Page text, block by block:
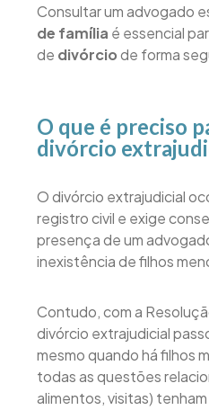
Consultar um advogado
de família é essencial
de divórciode forma
O que é preciso
divórcio
O divórcio extrajudicial
registro civil e exige
presença de um
inexistência de filhos
Contudo, com a
divórcio extrajudicial
mesmo quando há filhos
todas as questões
alimentos, visitas)